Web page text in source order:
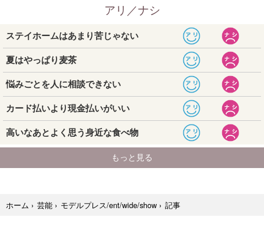
ホーム › 芸能 › モデルプレス/ent/wide/show › 記事